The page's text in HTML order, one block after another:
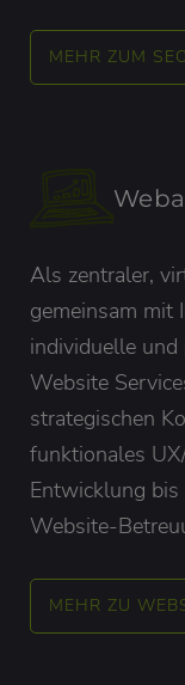
MEHR ZUM
Als zentraler,
gemeinsam mit
individuelle
Website
strategischen
funktionales
Entwicklung bis
Website-
MEHR ZU